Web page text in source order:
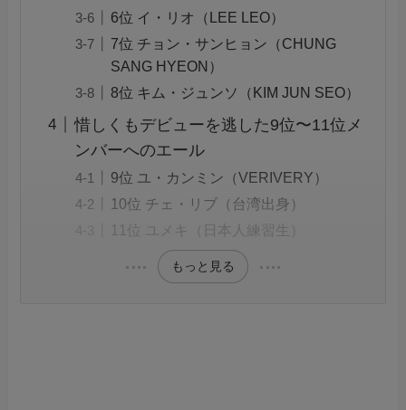
6位 イ・リオ（LEE LEO）
7位 チョン・サンヒョン（CHUNG
SANG HYEON）
8位 キム・ジュンソ（KIM JUN SEO）
惜しくもデビューを逃した9位〜11位メ
ンバーへのエール
9位 ユ・カンミン（VERIVERY）
10位 チェ・リブ（台湾出身）
11位 ユメキ（日本人練習生）
もっと見る